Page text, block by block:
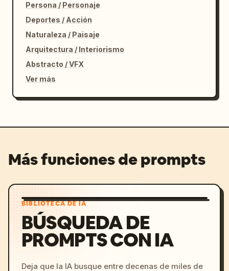
Persona / Personaje
Deportes / Acción
Naturaleza / Paisaje
Arquitectura / Interiorismo
Abstracto / VFX
Ver más
Más funciones de prompts
BIBLIOTECA DE IA
BÚSQUEDA DE
PROMPTS CON IA
Deja que la IA busque entre decenas de miles de